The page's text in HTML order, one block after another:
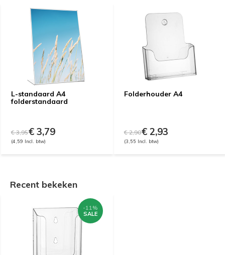
L-standaard A4
folderstandaard
€ 3,95€ 3,79
(4,59 Incl. btw)
Folderhouder A4
€ 2,90€ 2,93
(3,55 Incl. btw)
Recent bekeken
-11%
SALE